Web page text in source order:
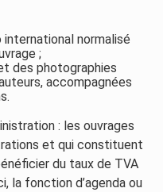
international normalisé
;
des photographies
accompagnées
: les ouvrages
et qui constituent
du taux de TVA
la fonction d’agenda ou